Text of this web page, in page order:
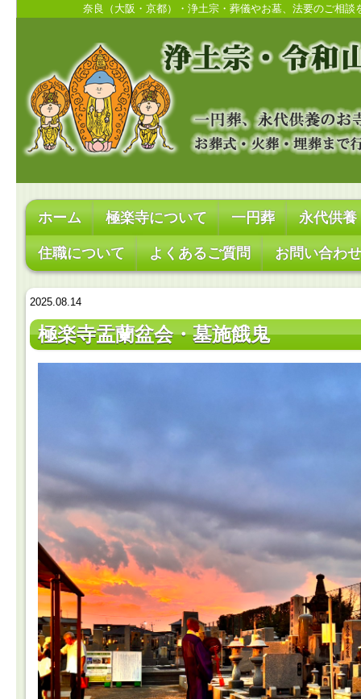
奈良（大阪・京都）・浄土宗・葬儀やお墓、法要のご相談
ホーム 極楽寺について 一円葬 永代供養
住職について よくあるご質問 お問い合わせ
2025.08.14
極楽寺盂蘭盆会・墓施餓鬼